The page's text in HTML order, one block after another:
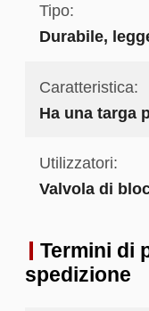
Tipo:
Durabile,
Caratteristica:
Ha una targa
Utilizzatori:
Valvola di
Termini di
spedizione